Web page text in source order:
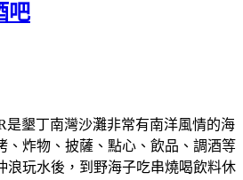
吧
是墾丁南灣沙灘非常有南洋風情的海
、炸物、披薩、點心、飲品、調酒等
浪玩水後，到野海子吃串燒喝飲料休